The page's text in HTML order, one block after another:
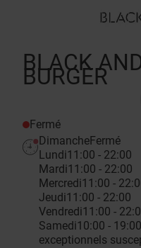
BLACK
BURGER
Fermé
DimancheFermé
Lundi11:00 - 22:00
Mardi11:00 - 22:00
Mercredi11:00 -
Jeudi11:00 - 22:00
Vendredi11:00 -
Samedi10:00 -
exceptionnels